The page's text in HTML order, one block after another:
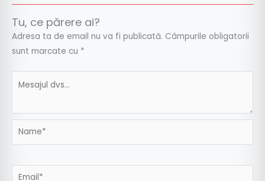
Tu, ce părere ai?
Adresa ta de email nu va fi publicată. Câmpurile obligatorii
sunt marcate cu *
Name*
Email*